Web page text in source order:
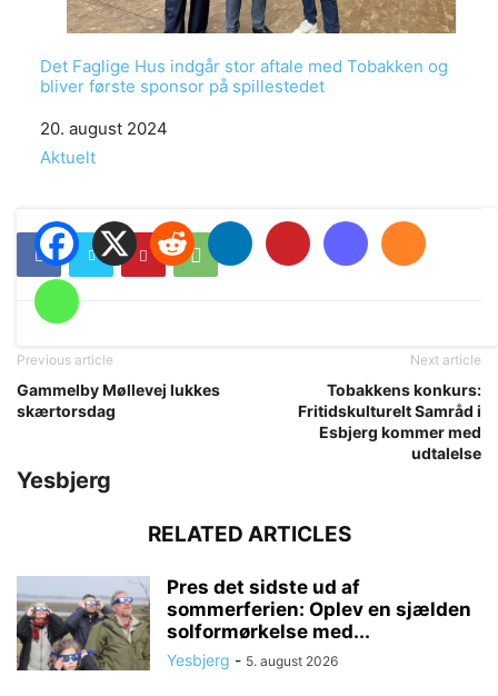
Det Faglige Hus indgår stor aftale med Tobakken og
bliver første sponsor på spillestedet
Date
20. august 2024
In relation to
Aktuelt
Previous article
Gammelby Møllevej lukkes
skærtorsdag
Next article
Tobakkens konkurs:
Fritidskulturelt Samråd i
Esbjerg kommer med
udtalelse
Yesbjerg
RELATED ARTICLES
Pres det sidste ud af
sommerferien: Oplev en sjælden
solformørkelse med...
Yesbjerg - 5. august 2026